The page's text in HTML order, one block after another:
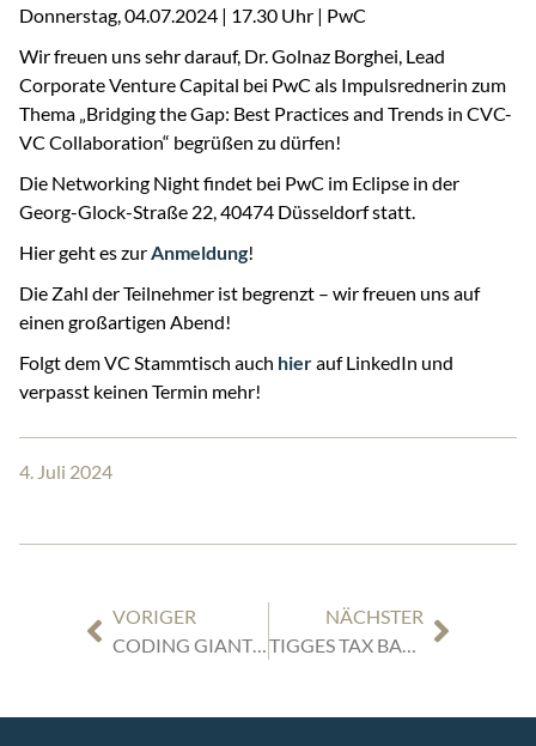
Donnerstag, 04.07.2024 | 17.30 Uhr | PwC
Wir freuen uns sehr darauf, Dr. Golnaz Borghei, Lead
Corporate Venture Capital bei PwC als Impulsrednerin zum
Thema „Bridging the Gap: Best Practices and Trends in CVC-
VC Collaboration“ begrüßen zu dürfen!
Die Networking Night findet bei PwC im Eclipse in der
Georg-Glock-Straße 22, 40474 Düsseldorf statt.
Hier geht es zur Anmeldung!
Die Zahl der Teilnehmer ist begrenzt – wir freuen uns auf
einen großartigen Abend!
Folgt dem VC Stammtisch auch hierauf LinkedIn und
verpasst keinen Termin mehr!
4. Juli 2024
VORIGER
CODING GIANT BEI 20. VERLEIHUNG DES NRW GLOBAL BUSINESS AWARD GEEHRT
NÄCHSTER